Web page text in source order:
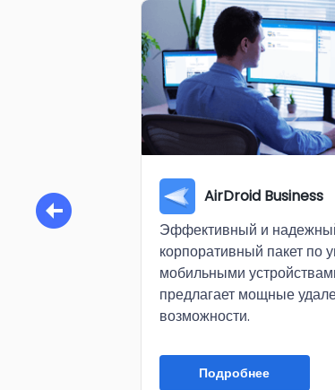
AirDroid Business
Эффективный и
корпоративный пакет по
мобильными
предлагает мощные
возможности.
Подробнее